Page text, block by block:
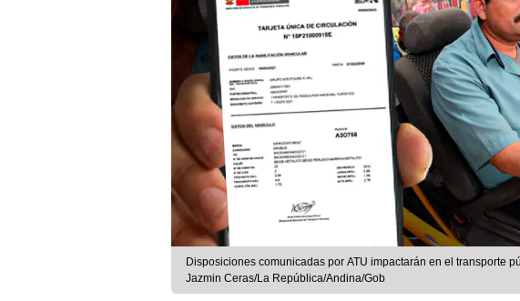
Disposiciones comunicadas por ATU impactarán en el transporte
Jazmin Ceras/La República/Andina/Gob